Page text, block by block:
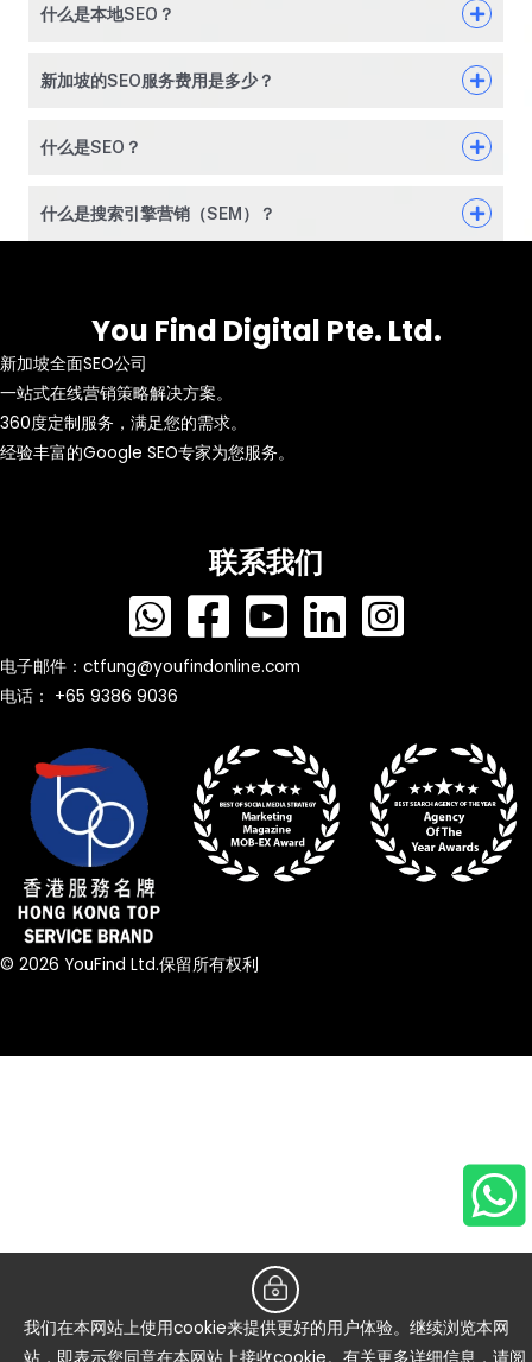
什么是本地SEO？
新加坡的SEO服务费用是多少？
什么是SEO？
什么是搜索引擎营销（SEM）？
You Find Digital Pte. Ltd.
新加坡全面SEO公司
一站式在线营销策略解决方案。
360度定制服务，满足您的需求。
经验丰富的Google SEO专家为您服务。
联系我们
电子邮件： ctfung@youfindonline.com
电话： +65 9386 9036
© 2026 YouFind Ltd.保留所有权利
我们在本网站上使用cookie来提供更好的用户体验。继续浏览本网